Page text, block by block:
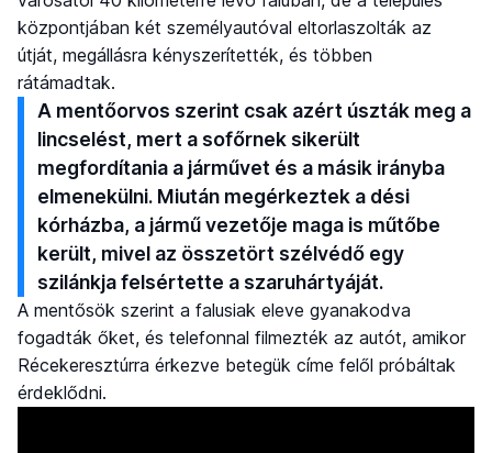
központjában két személyautóval eltorlaszolták az
útját, megállásra kényszerítették, és többen
rátámadtak.
A mentőorvos szerint csak azért úszták meg a
lincselést, mert a sofőrnek sikerült
megfordítania a járművet és a másik irányba
elmenekülni. Miután megérkeztek a dési
kórházba, a jármű vezetője maga is műtőbe
került, mivel az összetört szélvédő egy
szilánkja felsértette a szaruhártyáját.
A mentősök szerint a falusiak eleve gyanakodva
fogadták őket, és telefonnal filmezték az autót, amikor
Récekeresztúrra érkezve betegük címe felől próbáltak
érdeklődni.